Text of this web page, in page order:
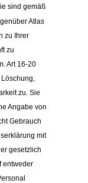
ie sind gemäß
Atlas
zu Ihrer
zu
Art 16-20
Löschung,
zu. Sie
Angabe von
Gebrauch
mit
gesetzlich
entweder